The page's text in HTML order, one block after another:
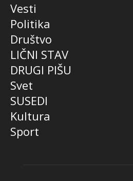
Vesti
Politika
Društvo
LIČNI STAV
DRUGI PIŠU
Svet
SUSEDI
Kultura
Sport